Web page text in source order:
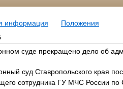
информация
Положения
суде прекращено дело об
суд Ставропольского края
сотрудника ГУ МЧС России по